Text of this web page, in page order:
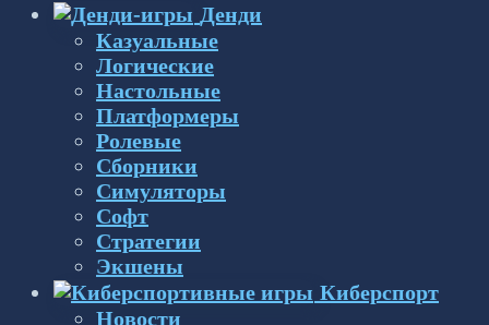
Денди
Казуальные
Логические
Настольные
Платформеры
Ролевые
Сборники
Симуляторы
Софт
Стратегии
Экшены
Киберспорт
Новости